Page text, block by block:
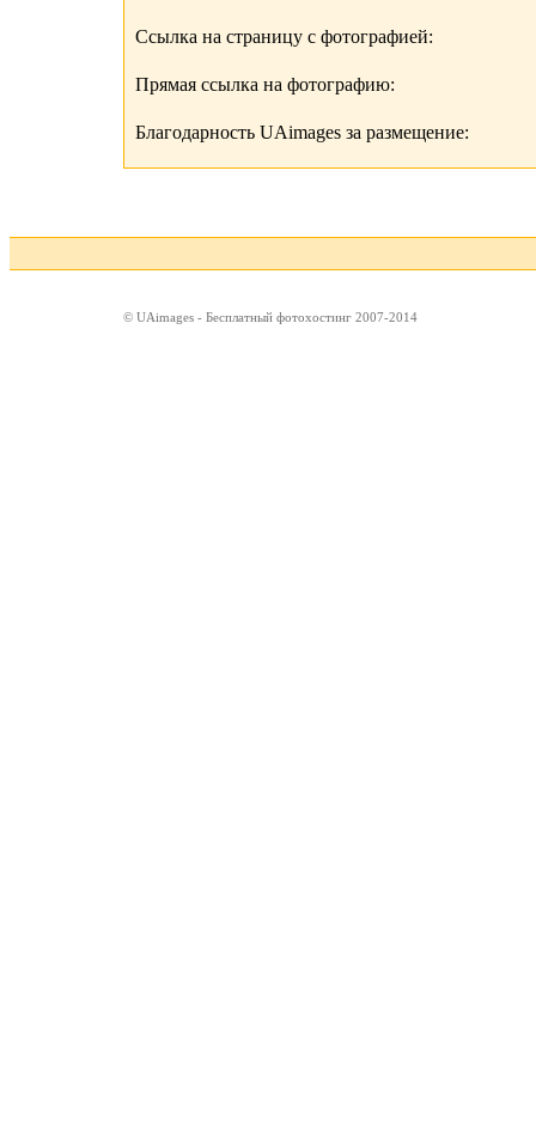
Ссылка на страницу с фотографией:
Прямая ссылка на фотографию:
Благодарность UAimages за размещение:
© UAimages - Бесплатный фотохостинг 2007-2014